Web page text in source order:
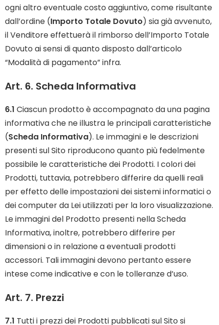
ogni altro eventuale costo aggiuntivo, come risultante
dall’ordine (Importo Totale Dovuto) sia già avvenuto,
il Venditore effettuerà il rimborso dell’Importo Totale
Dovuto ai sensi di quanto disposto dall’articolo
“Modalità di pagamento” infra.
Art. 6. Scheda Informativa
6.1 Ciascun prodotto è accompagnato da una pagina
informativa che ne illustra le principali caratteristiche
(Scheda Informativa). Le immagini e le descrizioni
presenti sul Sito riproducono quanto più fedelmente
possibile le caratteristiche dei Prodotti. I colori dei
Prodotti, tuttavia, potrebbero differire da quelli reali
per effetto delle impostazioni dei sistemi informatici o
dei computer da Lei utilizzati per la loro visualizzazione.
Le immagini del Prodotto presenti nella Scheda
Informativa, inoltre, potrebbero differire per
dimensioni o in relazione a eventuali prodotti
accessori. Tali immagini devono pertanto essere
intese come indicative e con le tolleranze d’uso.
Art. 7. Prezzi
7.1 Tutti i prezzi dei Prodotti pubblicati sul Sito si